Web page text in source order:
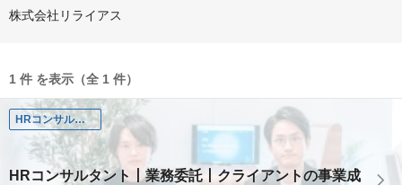
株式会社リライアス
1 件 を表示（全 1 件）
HRコンサルティング部
HRコンサルタント丨業務委託丨クライアントの事業成